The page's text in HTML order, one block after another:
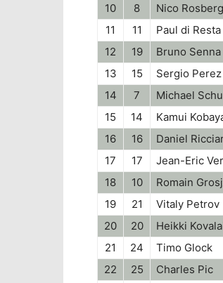
10
8 Nico Rosberg
11
11 Paul di Resta
12
19 Bruno Senna
13
15 Sergio Perez
14
7 Michael
15
14 Kamui
16
16 Daniel
17
17 Jean-Eric
18
10 Romain
19
21 Vitaly Petrov
20
20 Heikki
21
24 Timo Glock
22
25 Charles Pic